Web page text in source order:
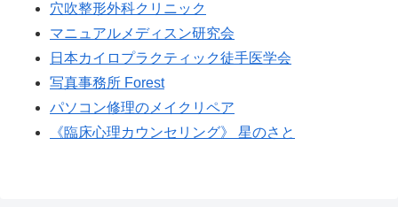
穴吹整形外科クリニック
マニュアルメディスン研究会
日本カイロプラクティック徒手医学会
写真事務所 Forest
パソコン修理のメイクリペア
《臨床心理カウンセリング》 星のさと